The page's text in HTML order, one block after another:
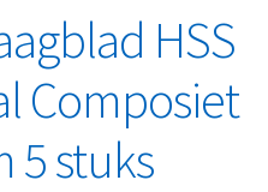
HSS
Composiet
5 stuks